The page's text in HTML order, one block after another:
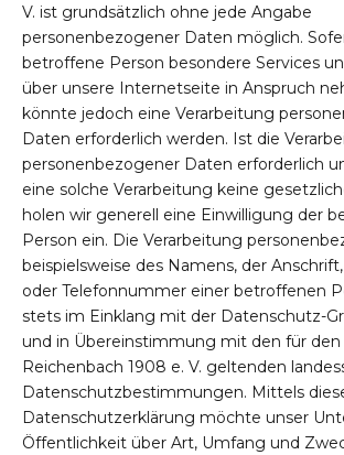
V. ist grundsätzlich ohne jede Angabe
personenbezogener Daten möglich.
betroffene Person besondere Services
über unsere Internetseite in Anspruch
könnte jedoch eine Verarbeitung
Daten erforderlich werden. Ist die
personenbezogener Daten erforderlich
eine solche Verarbeitung keine
holen wir generell eine Einwilligung der
Person ein. Die Verarbeitung
beispielsweise des Namens, der
oder Telefonnummer einer betroffenen
stets im Einklang mit der Datenschutz-
und in Übereinstimmung mit den für den
Reichenbach 1908 e. V. geltenden
Datenschutzbestimmungen. Mittels
Datenschutzerklärung möchte unser
Öffentlichkeit über Art, Umfang und